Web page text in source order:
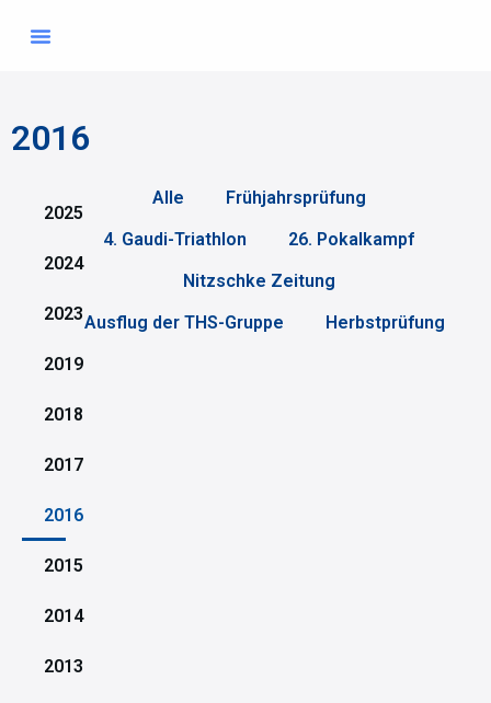
2016
2025
2024
2023
2019
2018
2017
2016
2015
2014
2013
Alle
Frühjahrsprüfung
4. Gaudi-Triathlon
26. Pokalkampf
Nitzschke Zeitung
Ausflug der THS-Gruppe
Herbstprüfung